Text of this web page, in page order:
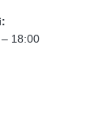
18:00